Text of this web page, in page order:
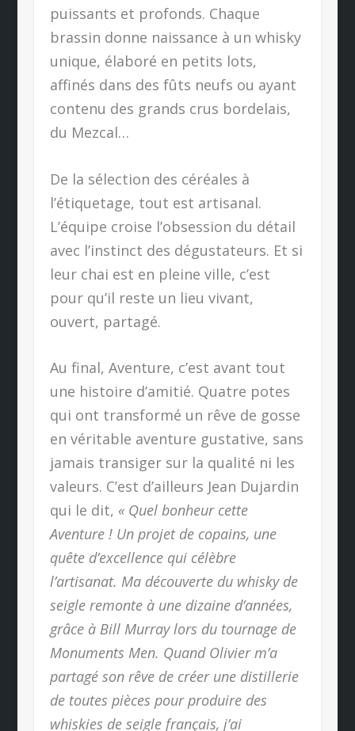
puissants et profonds. Chaque
brassin donne naissance à un whisky
unique, élaboré en petits lots,
affinés dans des fûts neufs ou ayant
contenu des grands crus bordelais,
du Mezcal…
De la sélection des céréales à
l’étiquetage, tout est artisanal.
L’équipe croise l’obsession du détail
avec l’instinct des dégustateurs. Et si
leur chai est en pleine ville, c’est
pour qu’il reste un lieu vivant,
ouvert, partagé.
Au final, Aventure, c’est avant tout
une histoire d’amitié. Quatre potes
qui ont transformé un rêve de gosse
en véritable aventure gustative, sans
jamais transiger sur la qualité ni les
valeurs. C’est d’ailleurs Jean Dujardin
qui le dit, « Quel bonheur cette
Aventure ! Un projet de copains, une
quête d’excellence qui célèbre
l’artisanat. Ma découverte du whisky de
seigle remonte à une dizaine d’années,
grâce à Bill Murray lors du tournage de
Monuments Men. Quand Olivier m’a
partagé son rêve de créer une distillerie
de toutes pièces pour produire des
whiskies de seigle français, j’ai